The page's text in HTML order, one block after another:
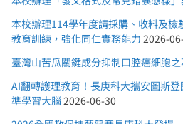
本校辦理114學年度請採購、收料及
教育訓練，強化同仁實務能力 2026-
臺灣山苦瓜關鍵成分抑制口腔癌細胞
AI翻轉護理教育！長庚科大攜安圖斯
準學習大腦 2026-06-30